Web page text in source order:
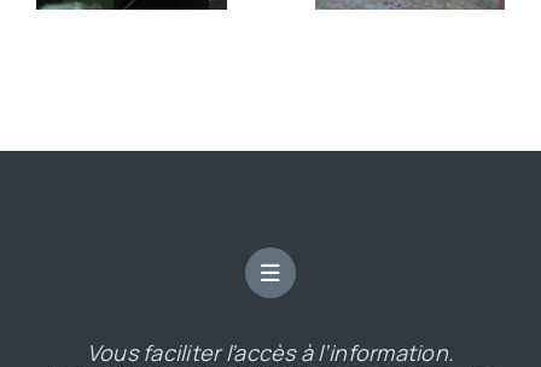
Vous faciliter l’accès à l’information.